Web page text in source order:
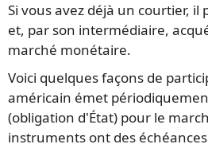
Si vous avez déjà un courtier, il
et, par son intermédiaire,
marché monétaire.
Voici quelques façons de
américain émet
(obligation d'État) pour le
instruments ont des